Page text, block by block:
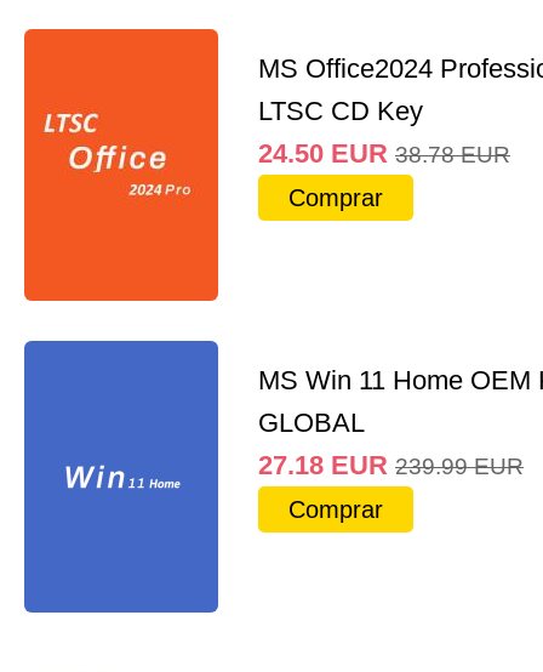
MS Office2024
LTSC CD Key
24.50 EUR 38.78 EUR
Comprar
MS Win 11 Home OEM
GLOBAL
27.18 EUR 239.99 EUR
Comprar